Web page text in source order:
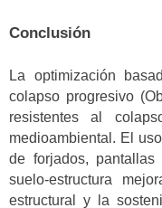
Conclusión
La optimización
colapso progresivo
resistentes al
medioambiental. El
de forjados,
suelo-estructura
estructural y la